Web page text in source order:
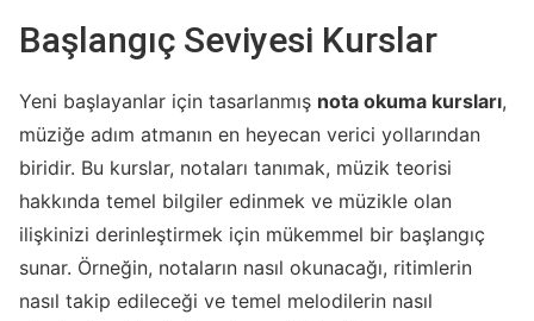
Başlangıç Seviyesi Kurslar
Yeni başlayanlar için tasarlanmış nota okuma kursları,
müziğe adım atmanın en heyecan verici yollarından
biridir. Bu kurslar, notaları tanımak, müzik teorisi
hakkında temel bilgiler edinmek ve müzikle olan
ilişkinizi derinleştirmek için mükemmel bir başlangıç
sunar. Örneğin, notaların nasıl okunacağı, ritimlerin
nasıl takip edileceği ve temel melodilerin nasıl